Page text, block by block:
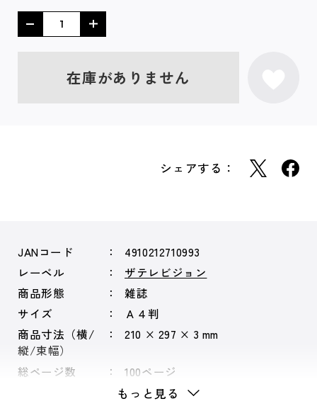
在庫がありません
シェアする：
JANコード
4910212710993
レーベル
ザテレビジョン
商品形態
雑誌
サイズ
Ａ４判
商品寸法（横/
縦/束幅）
210 × 297 × 3 mm
総ページ数 100ページ
もっと見る